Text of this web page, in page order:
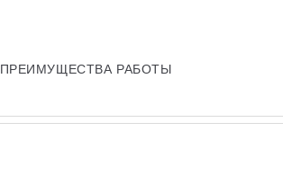
ПРЕИМУЩЕСТВА РАБОТЫ